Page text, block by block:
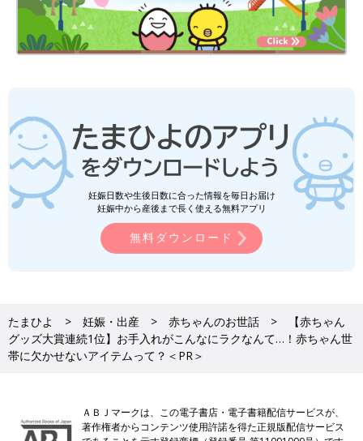
妊娠日数や生後日数に合った情報を毎日お届け
妊娠中から産後まで長く使える無料アプリ
無料ダウンロード
たまひよ 妊娠・出産 赤ちゃんのお世話
【赤ちゃん
グッズ大賞連続1位】お手入れがこんなにラクなんて…！赤ちゃん世
帯に欠かせないアイテムって？＜PR＞
ＡＢＪマークは、この電子書店・電子書籍配信サービスが、
著作権者からコンテンツ使用許諾を得た正規版配信サービス